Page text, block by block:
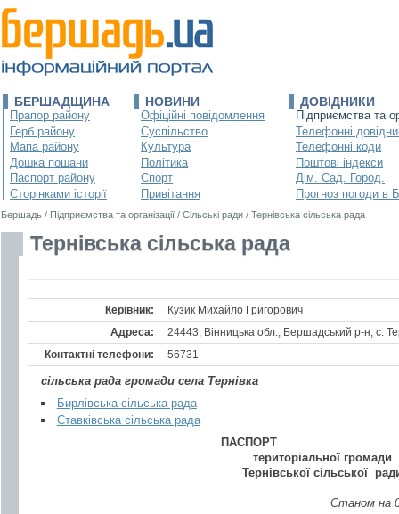
БЕРШАДЩИНА
Прапор району
Герб району
Мапа району
Дошка пошани
Паспорт району
Сторінками історії
НОВИНИ
Офіційні повідомлення
Суспільство
Культура
Політика
Спорт
Привітання
ДОВІДНИКИ
Підприємства та
Телефонні
Телефонні коди
Поштові індекси
Дім. Сад. Город.
Прогноз погоди в
Бершадь / Підприємства та організації / Сільські ради / Тернівська сільська рада
Тернівська сільська рада
Керівник:
Кузик Михайло Григорович
Адреса:
24443, Вінницька обл., Бершадський р-н, с.
Контактні телефони:
56731
сільська рада громади села Тернівка
Бирлівська сільська рада
Ставківська сільська рада
ПАСПОРТ
територіальної громади
Тернівської сільської
Станом на